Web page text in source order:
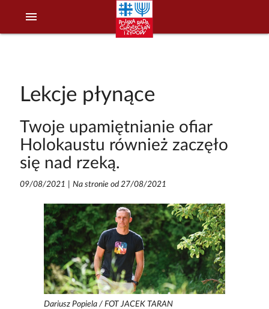
menu
Lekcje płynące
Twoje upamiętnianie ofiar
Holokaustu również zaczęło
się nad rzeką.
09/08/2021 Na stronie od 27/08/2021
Dariusz Popiela / FOT JACEK TARAN